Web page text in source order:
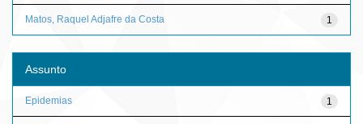
1
Matos, Raquel Adjafre da Costa
Assunto
1
Epidemias